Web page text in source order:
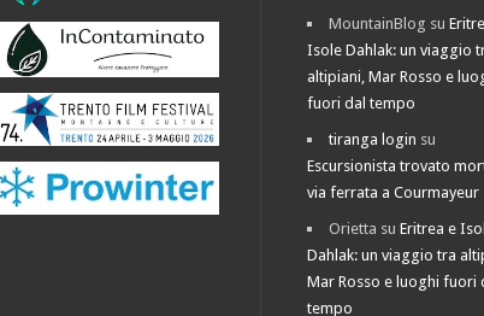
MountainBlog su
Isole Dahlak: un viaggio
altipiani, Mar Rosso e
fuori dal tempo
tiranga login su
Escursionista trovato
via ferrata a Courmayeur
Orietta suEritrea e
Dahlak: un viaggio tra
Mar Rosso e luoghi fuori
tempo